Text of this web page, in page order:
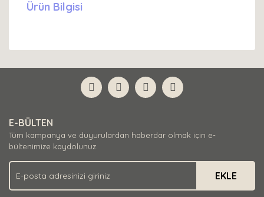
Ürün Bilgisi
E-BÜLTEN
Tüm kampanya ve duyurulardan haberdar olmak için e-
bültenimize kaydolunuz.
EKLE